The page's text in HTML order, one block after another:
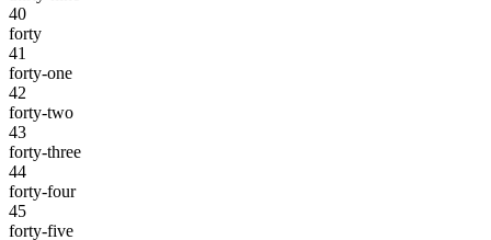
40
forty
41
forty-one
42
forty-two
43
forty-three
44
forty-four
45
forty-five